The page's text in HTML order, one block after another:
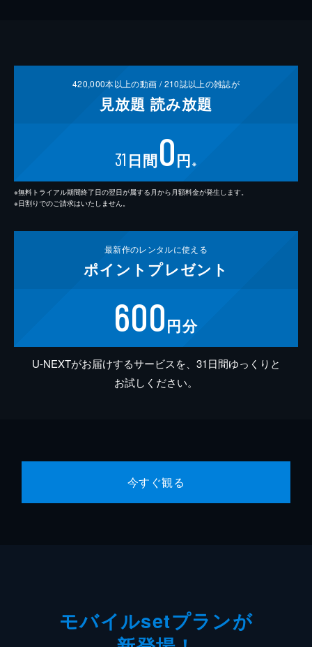
420,000本以上の動画 /210誌以上の雑誌が
見放題 読み放題
31 日間0円 ※
※無料トライアル期間終了日の翌日が属する月から月額料金が発生します。
※日割りでのご請求はいたしません。
最新作のレンタルに使える
ポイント プレゼント
600円分
U-NEXTがお届けするサービスを、31日間ゆっくりと
お試しください。
今すぐ観る
モバイルsetプランが